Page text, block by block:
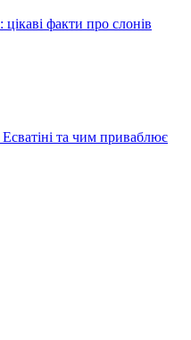
факти про слонів
та чим приваблює